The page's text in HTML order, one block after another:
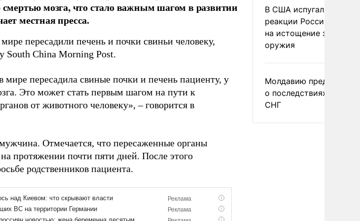
мозга, что стало важным шагом в развитии
местная пресса.
пересадили печень и почки свиньи человеку,
South China Morning Post.
мире пересадила свиные почки и печень пациенту, у
Это может стать первым шагом на пути к
от животного человеку», – говорится в
Отмечается, что пересаженные органы
протяжении почти пяти дней. После этого
родственников пациента.
В США испугались
реакции России и
на истощение запасов
оружия
Молдавию
о последствиях выхода
СНГ